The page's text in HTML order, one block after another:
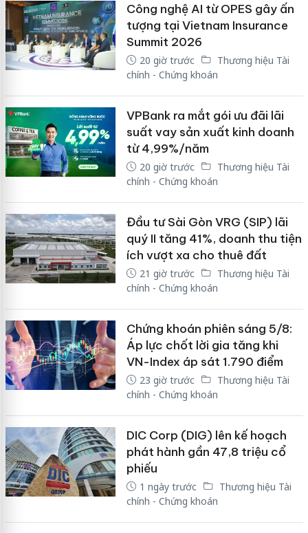
Công nghệ AI từ OPES gây ấn
tượng tại Vietnam Insurance
Summit 2026
20 giờ trước
Thương hiệu Tài
chính - Chứng khoán
VPBank ra mắt gói ưu đãi lãi
suất vay sản xuất kinh doanh
từ 4,99%/năm
20 giờ trước
Thương hiệu Tài
chính - Chứng khoán
Đầu tư Sài Gòn VRG (SIP) lãi
quý II tăng 41%, doanh thu tiện
ích vượt xa cho thuê đất
21 giờ trước
Thương hiệu Tài
chính - Chứng khoán
Chứng khoán phiên sáng 5/8:
Áp lực chốt lời gia tăng khi
VN-Index áp sát 1.790 điểm
23 giờ trước
Thương hiệu Tài
chính - Chứng khoán
DIC Corp (DIG) lên kế hoạch
phát hành gần 47,8 triệu cổ
phiếu
1 ngày trước
Thương hiệu Tài
chính - Chứng khoán